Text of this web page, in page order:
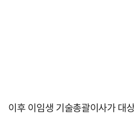
이후 이임생 기술총괄이사가 대